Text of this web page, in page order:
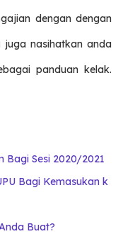
dengan dengan
juga nasihatkan anda
panduan kelak.
Bagi Sesi 2020/2021
Bagi Kemasukan k
Buat?